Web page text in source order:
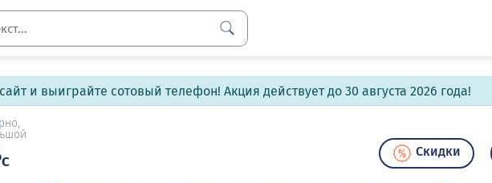
и выиграйте сотовый телефон! Акция действует до 30 августа 2026 года!
C
Скидки